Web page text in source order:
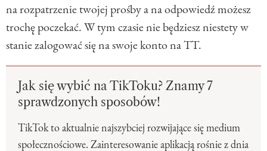
na rozpatrzenie twojej prośby a na odpowiedź możesz
trochę poczekać. W tym czasie nie będziesz niestety w
stanie zalogować się na swoje konto na TT.
Jak się wybić na TikToku? Znamy 7
sprawdzonych sposobów!
TikTok to aktualnie najszybciej rozwijające się medium
społecznościowe. Zainteresowanie aplikacją rośnie z dnia